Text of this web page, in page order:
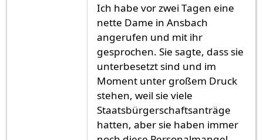
Ich habe vor zwei Tagen eine
nette Dame in Ansbach
angerufen und mit ihr
gesprochen. Sie sagte, dass sie
unterbesetzt sind und im
Moment unter großem Druck
stehen, weil sie viele
Staatsbürgerschaftsanträge
hatten, aber sie haben immer